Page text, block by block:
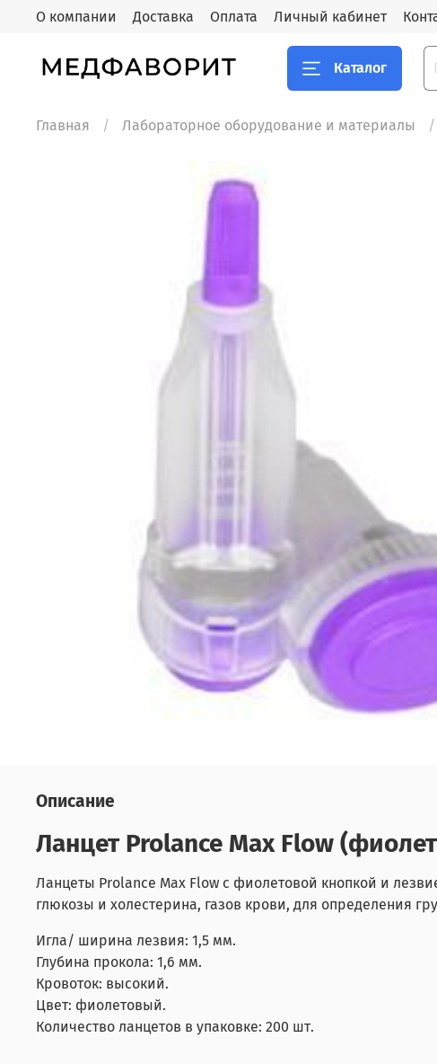
О компании Доставка Оплата Личный кабинет
Каталог
Главная Лабораторное оборудование и материалы
Описание
Ланцет Prolance Max Flow
Ланцеты Prolance Max Flow c фиолетовой кнопкой и
глюкозы и холестерина, газов крови, для определения
Игла/ ширина лезвия: 1,5 мм.
Глубина прокола: 1,6 мм.
Кровоток: высокий.
Цвет: фиолетовый.
Количество ланцетов в упаковке: 200 шт.